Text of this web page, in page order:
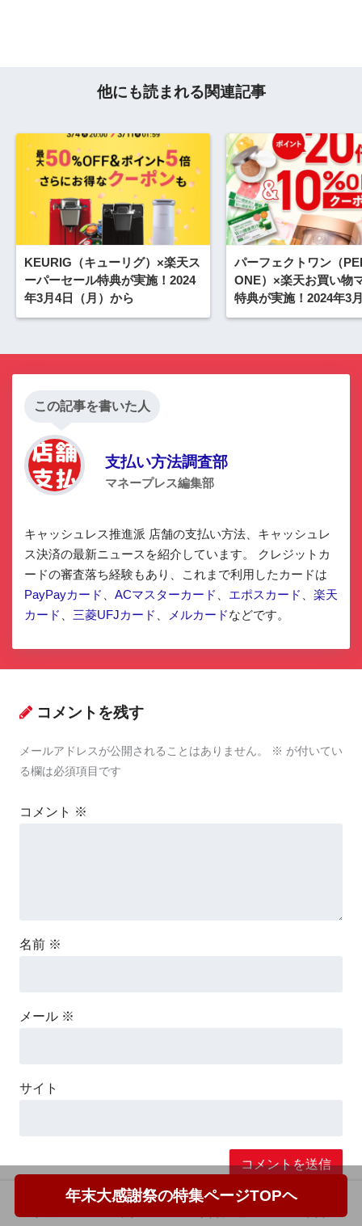
他にも読まれる関連記事
KEURIG（キューリグ）×楽天ス
ーパーセール特典が実施！2024
年3月4日（月）から
パーフェクトワン（
ONE）×楽天お買い物
特典が実施！2024年3
（木）から
この記事を書いた人
支払い方法調査部
マネープレス編集部
キャッシュレス推進派 店舗の支払い方法、キャッシュレ
ス決済の最新ニュースを紹介しています。 クレジットカ
ードの審査落ち経験もあり、これまで利用したカードは
PayPayカード
ACマスターカード エポスカード
楽天
カード
三菱UFJカード メルカードなどです。
コメントを残す
メールアドレスが公開されることはありません。 ※ が付いてい
る欄は必須項目です
コメント ※
名前 ※
メール ※
サイト
年末大感謝祭の特集ページTOPヘ